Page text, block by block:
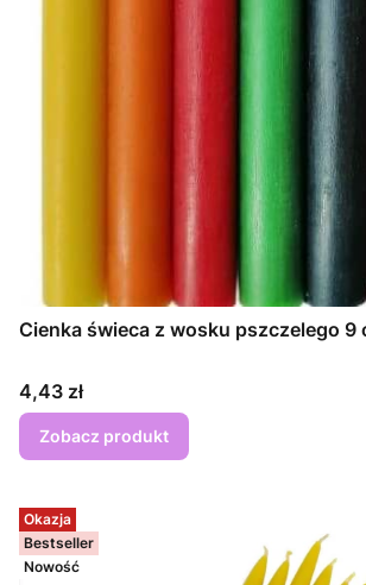
Cienka świeca z wosku pszczelego 9
Cena
4,43 zł
Zobacz produkt
Okazja
Bestseller
Nowość